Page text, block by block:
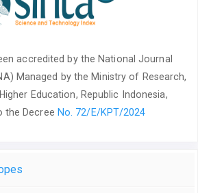
accredited by the National Journal
Managed by the Ministry of Research,
Education, Republic Indonesia,
the Decree No. 72/E/KPT/2024